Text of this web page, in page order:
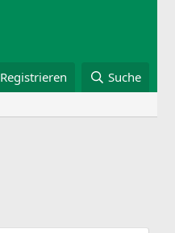
Registrieren Suche